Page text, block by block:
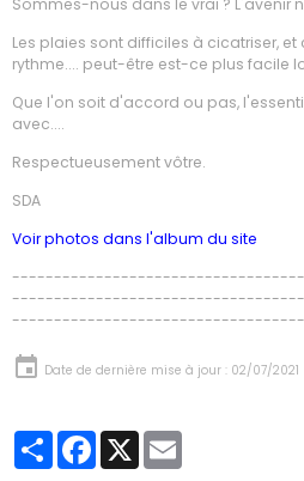
Sommes-nous dans le vrai ? L'avenir
Les plaies sont difficiles à cicatriser,
rythme.... peut-être est-ce plus facile
Que l'on soit d'accord ou pas,
avec....
Respectueusement vôtre.
SDA
Voir photos dans l'album du site
Date de dernière mise à jour : 02/07/2021
PartagerFacebook
X